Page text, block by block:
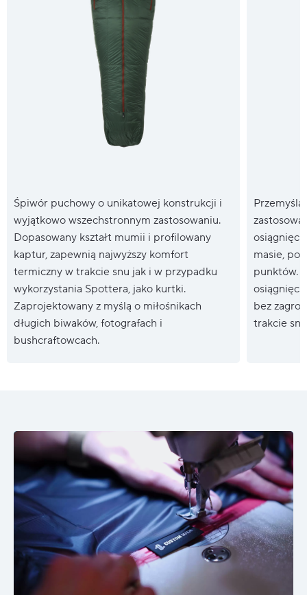
Śpiwór puchowy o unikatowej konstrukcji i
wyjątkowo wszechstronnym zastosowaniu.
Dopasowany kształt mumii i profilowany
kaptur, zapewnią najwyższy komfort
termiczny w trakcie snu jak i w przypadku
wykorzystania Spottera, jako kurtki.
Zaprojektowany z myślą o miłośnikach
długich biwaków, fotografach i
bushcraftowcach.
masie,
punktów.
bez
trakcie